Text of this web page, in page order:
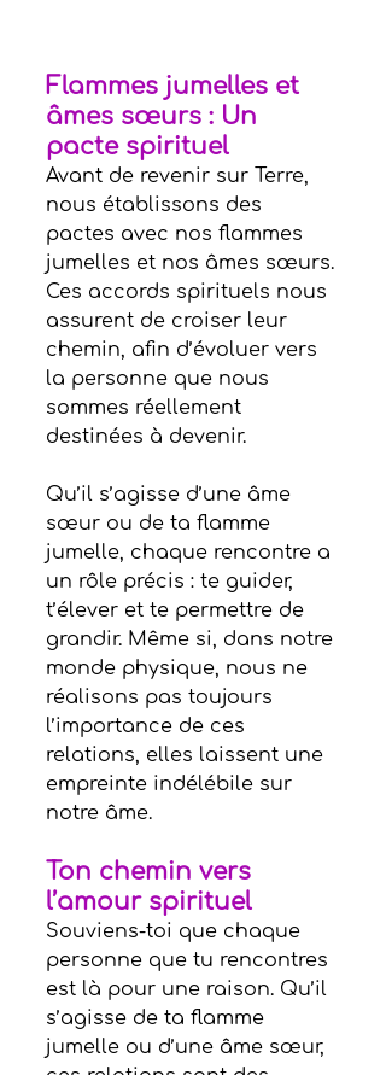
Flammes jumelles et
âmes sœurs : Un
pacte spirituel
Avant de revenir sur Terre,
nous établissons des
pactes avec nos flammes
jumelles et nos âmes sœurs.
Ces accords spirituels nous
assurent de croiser leur
chemin, afin d’évoluer vers
la personne que nous
sommes réellement
destinées à devenir.
Qu’il s’agisse d’une âme
sœur ou de ta flamme
jumelle, chaque rencontre a
un rôle précis : te guider,
t’élever et te permettre de
grandir. Même si, dans notre
monde physique, nous ne
réalisons pas toujours
l’importance de ces
relations, elles laissent une
empreinte indélébile sur
notre âme.
Ton chemin vers
l’amour spirituel
Souviens-toi que chaque
personne que tu rencontres
est là pour une raison. Qu’il
s’agisse de ta flamme
jumelle ou d’une âme sœur,